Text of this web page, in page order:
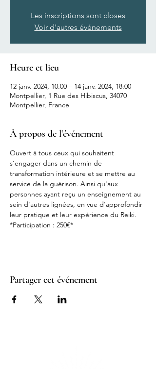
Les inscriptions sont closes
Voir d'autres événements
Heure et lieu
12 janv. 2024, 10:00 – 14 janv. 2024, 18:00
Montpellier, 1 Rue des Hibiscus, 34070
Montpellier, France
À propos de l'événement
Ouvert à tous ceux qui souhaitent
s’engager dans un chemin de
transformation intérieure et se mettre au
service de la guérison. Ainsi qu'aux
personnes ayant reçu un enseignement au
sein d'autres lignées, en vue d'approfondir
leur pratique et leur expérience du Reiki.
*Participation : 250€*
Partager cet événement